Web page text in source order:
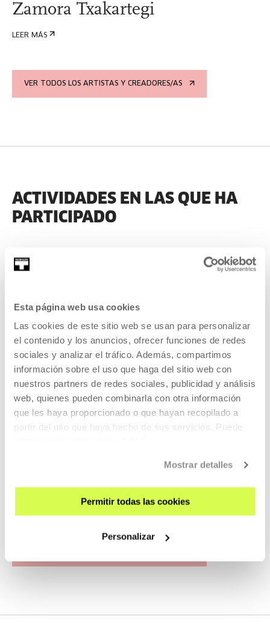
Esta página web usa cookies
Las cookies de este sitio web se usan para personalizar
el contenido y los anuncios, ofrecer funciones de redes
sociales y analizar el tráfico. Además, compartimos
información sobre el uso que haga del sitio web con
nuestros partners de redes sociales, publicidad y análisis
web, quienes pueden combinarla con otra información
que les haya proporcionado o que hayan recopilado a
partir del uso que haya hecho de sus servicios. Puede
Mostrar detalles
Permitir todas las cookies
Personalizar
Zamora Txakartegi
LEER MÁS
VER TODOS LOS ARTISTAS Y CREADORES/AS
ACTIVIDADES EN LAS QUE HA
PARTICIPADO
ANTERIORES
2023
Estudios Abiertos 2023
(invierno)
de primera mano los proyectos que están desarrollando